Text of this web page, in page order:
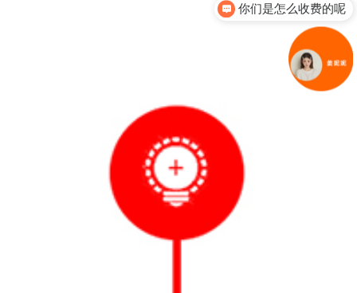
你们是怎么收费的呢